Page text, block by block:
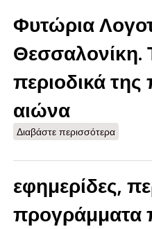
Φυτώρια
Θεσσαλονίκη.
περιοδικά
αιώνα
Διαβάστε περισσότερα
20ό
εφημερίδες,
προγράμματα